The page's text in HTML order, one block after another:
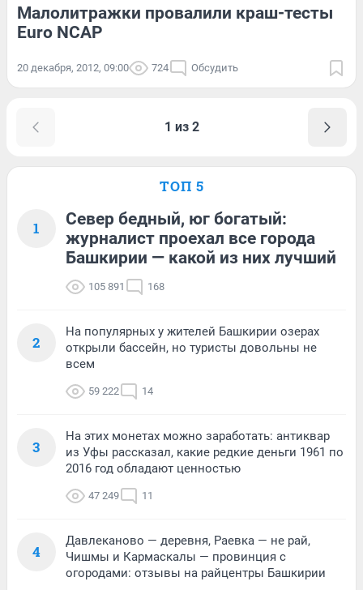
Малолитражки провалили краш-тесты
Euro NCAP
20 декабря, 2012, 09:00 724 Обсудить
1 из 2
ТОП 5
1
Север бедный, юг богатый:
журналист проехал все города
Башкирии — какой из них лучший
105 891 168
2
На популярных у жителей Башкирии озерах
открыли бассейн, но туристы довольны не
всем
59 222 14
3
На этих монетах можно заработать: антиквар
из Уфы рассказал, какие редкие деньги 1961 по
2016 год обладают ценностью
47 249 11
4
Давлеканово — деревня, Раевка — не рай,
Чишмы и Кармаскалы — провинция с
огородами: отзывы на райцентры Башкирии